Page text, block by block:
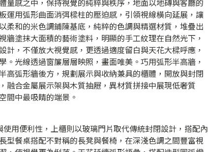
運用弧形曲面消弭樑柱的壓迫感，引領視線橫向延展，讓
柔和的米色調鋪陳基底，純粹的色調與精選材質，堆疊出
塗抹大面積的藝術塗料，明顯的手工紋理在自然光下，
，不僅放大視覺感，更透過適度留白與天花大樑呼應，
光線透過窗簾層層映照，畫面唯美。巧用弧形半高牆，
高弧形牆後方，規劃展示與收納兼具的櫃體，開放與封閉
融合金屬展示架與木質抽屜，異材質拼接中展現低奢質
間中最吸睛的端景。
用便利性，上櫃則以玻璃門片取代傳統封閉設計，搭配內
型餐桌搭配不對稱的長凳與餐椅，在深淺色調之間豐富視